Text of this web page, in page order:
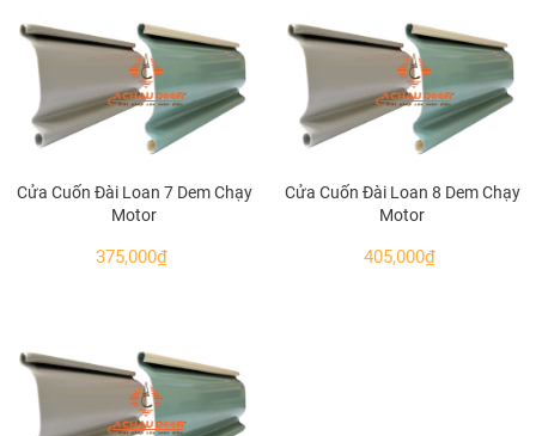
Cửa Cuốn Đài Loan 7 Dem Chạy
Motor
375,000₫
Cửa Cuốn Đài Loan 8 Dem Chạy
Motor
405,000₫